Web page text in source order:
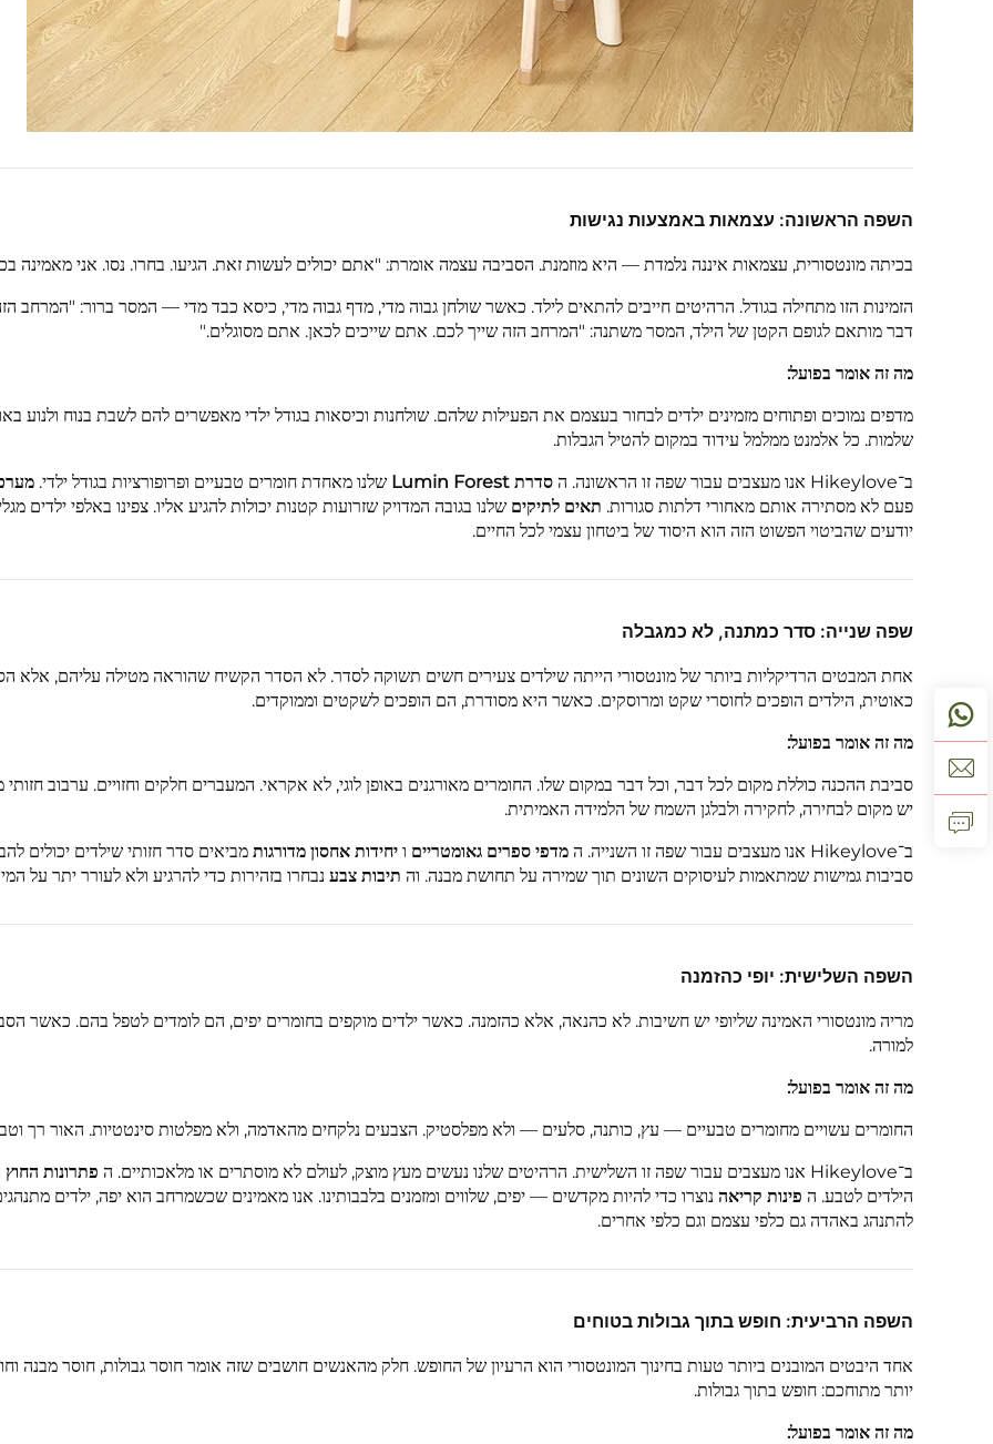
השפה הראשונה: עצמאות באמצעות נגישות
בכיתה מונטסורית, עצמאות איננה נלמדת — היא מוזמנת. הסביבה עצמה אומרת: "אתם יכולים לעשות זאת. הגיעו. בחרו. נסו. אני מאמינה
דבר מותאם לגופם הקטן של הילד, המסר משתנה: "המרחב הזה שייך לכם. אתם שייכים לכאן. אתם מסוגלים."
מה זה אומר בפועל:
מדפים נמוכים ופתוחים מזמינים ילדים לבחור בעצמם את הפעילות שלהם. שולחנות וכיסאות בגודל ילדי מאפשרים להם לשבת בנוח ולנוע
שלמות. כל אלמנט ממלמל עידוד במקום להטיל הגבלות.
ב־Hikeylove אנו מעצבים עבור שפה זו הראשונה. ה
סדרת Lumin Forest שלנו מאחדת חומרים טבעיים ופרופורציות בגודל ילדי.
פעם לא מסתירה אותם מאחורי דלתות סגורות. תאים לתיקים שלנו בגובה המדויק שזרועות קטנות יכולות להגיע אליו. צפינו באלפי
יודעים שהביטוי הפשוט הזה הוא היסוד של ביטחון עצמי לכל החיים.
שפה שנייה: סדר כמתנה, לא כמגבלה
אחת המבטים הרדיקליות ביותר של מונטסורי הייתה שילדים צעירים חשים תשוקה לסדר. לא הסדר הקשיח שהוראה מטילה עליהם, אלא
כאוטית, הילדים הופכים לחוסרי שקט ומרוסקים. כאשר היא מסודרת, הם הופכים לשקטים וממוקדים.
מה זה אומר בפועל:
סביבת ההכנה כוללת מקום לכל דבר, וכל דבר במקום שלו. החומרים מאורגנים באופן לוגי, לא אקראי. המעברים חלקים וחזויים. ערבוב
יש מקום לבחירה, לחקירה ולבלגן השמח של הלמידה האמיתית.
ב־Hikeylove אנו מעצבים עבור שפה זו השנייה. ה
מדפי ספרים גאומטריים ו יחידות אחסון מדורגות מביאים סדר חזותי שילדים יכולים
סביבות גמישות שמתאמות לעיסוקים השונים תוך שמירה על תחושת מבנה. וה תיבות צבע נבחרו בזהירות כדי להרגיע ולא לעורר יתר על
השפה השלישית: יופי כהזמנה
מריה מונטסורי האמינה שליופי יש חשיבות. לא כהנאה, אלא כהזמנה. כאשר ילדים מוקפים בחומרים יפים, הם לומדים לטפל בהם. כאשר
למורה.
מה זה אומר בפועל:
החומרים עשויים מחומרים טבעיים — עץ, כותנה, סלעים — ולא מפלסטיק. הצבעים נלקחים מהאדמה, ולא מפלטות סינטטיות. האור רך
ב־Hikeylove אנו מעצבים עבור שפה זו השלישית. הרהיטים שלנו נעשים מעץ מוצק, לעולם לא מוסתרים או מלאכותיים. ה
פתרונות החוץ
הילדים לטבע. ה פינות קריאה נוצרו כדי להיות מקדשים — יפים, שלווים ומזמנים בלבבותינו. אנו מאמינים שכשמרחב הוא יפה, ילדים
להתנהג באהדה גם כלפי עצמם וגם כלפי אחרים.
השפה הרביעית: חופש בתוך גבולות בטוחים
אחד היבטים המובנים ביותר טעות בחינוך המונטסורי הוא הרעיון של החופש. חלק מהאנשים חושבים שזה אומר חוסר גבולות, חוסר מבנה
יותר מתוחכם: חופש בתוך גבולות.
מה זה אומר בפועל: